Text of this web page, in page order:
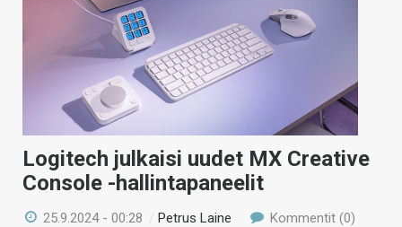
Logitech julkaisi uudet MX Creative
Console -hallintapaneelit
25.9.2024 - 00:28 /Petrus Laine Kommentit (0)